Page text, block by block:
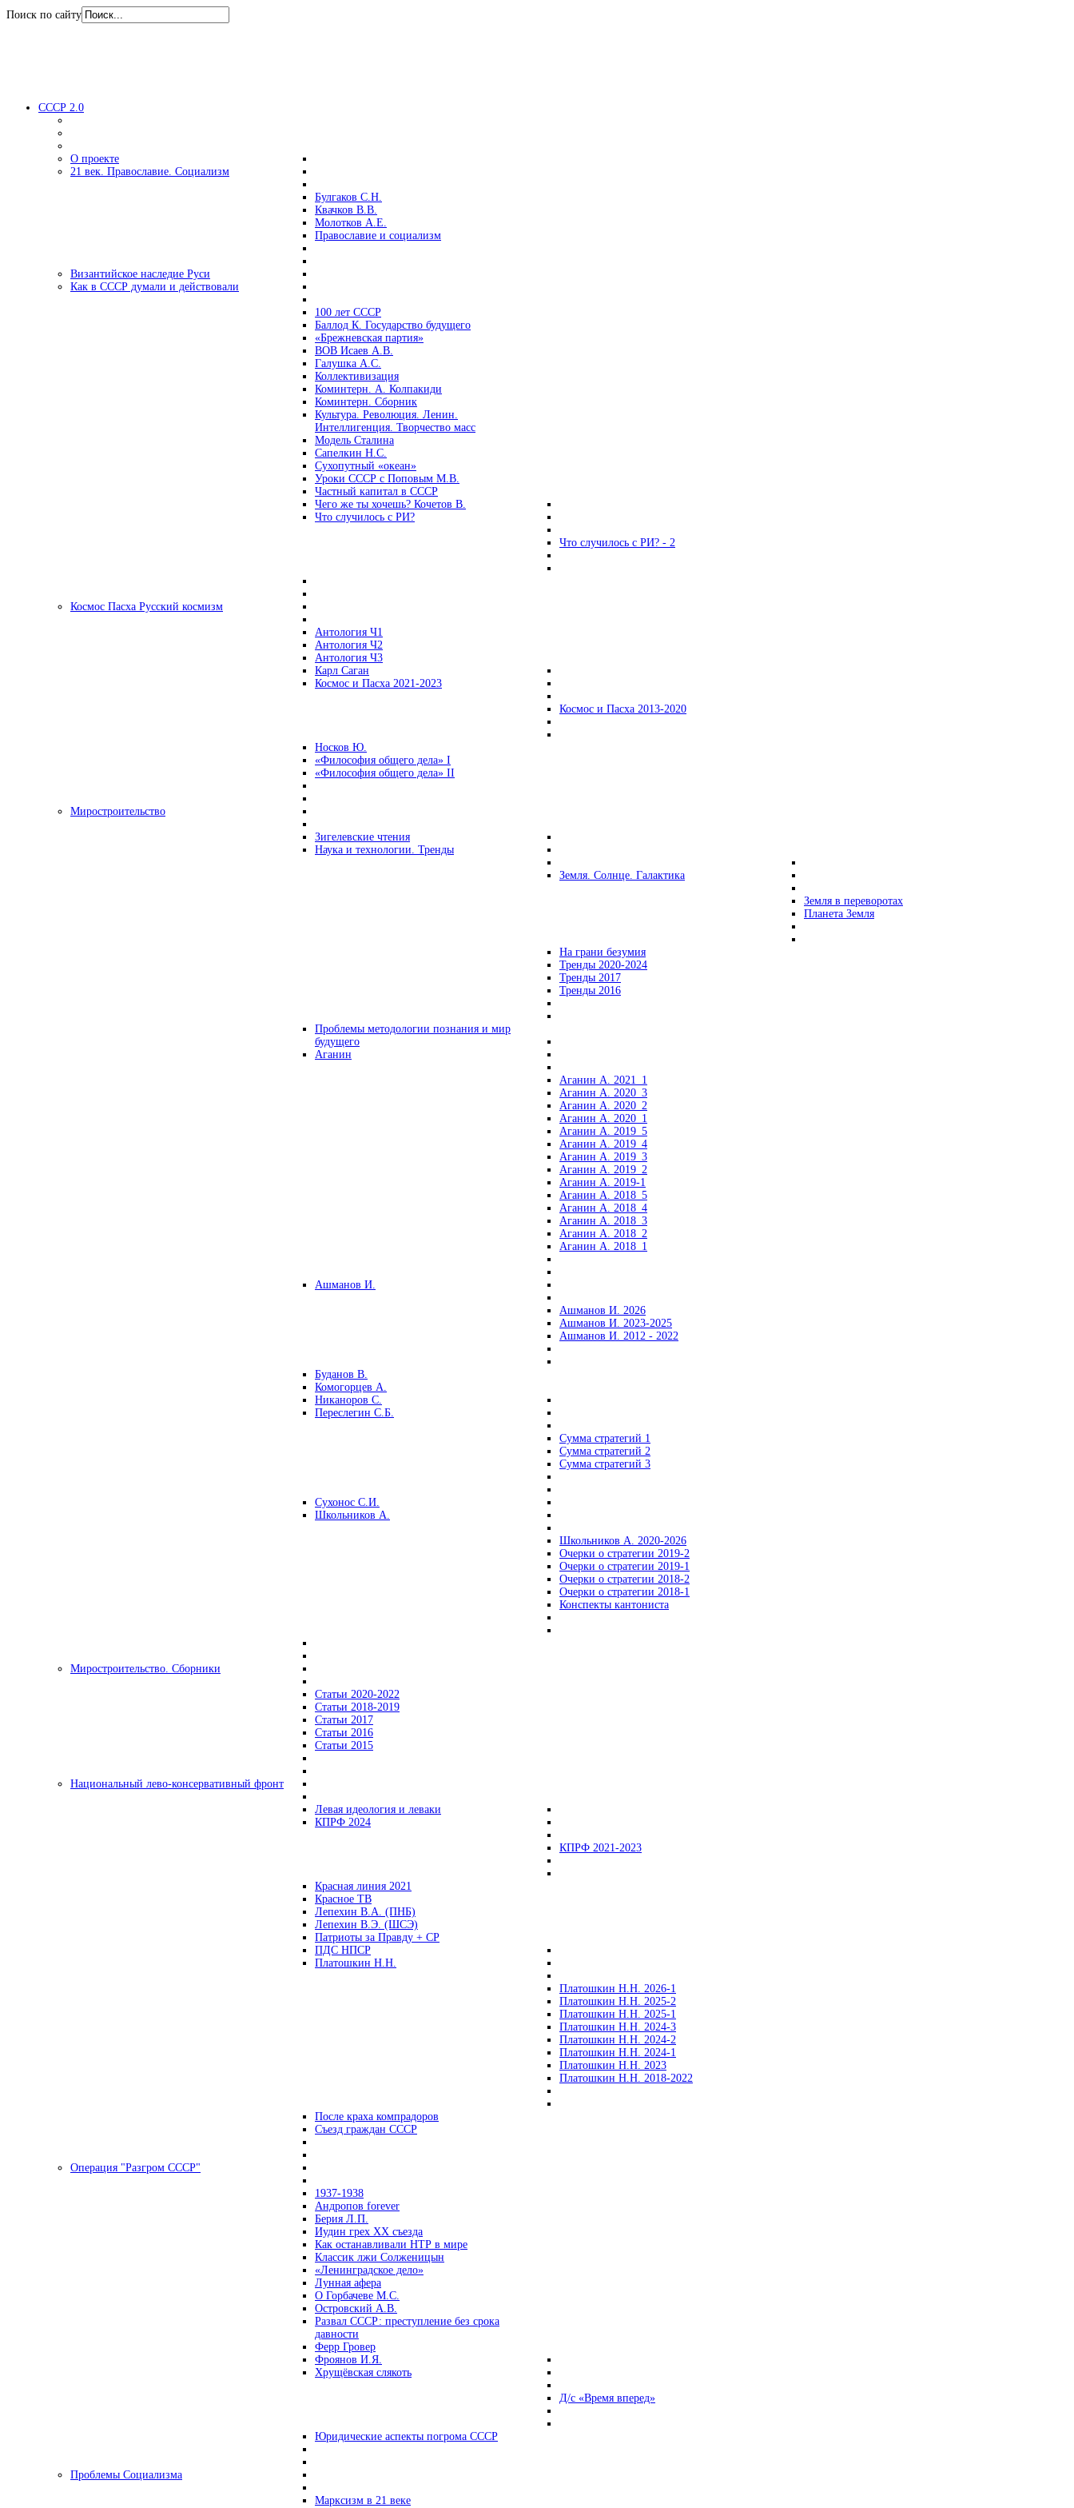
Поиск по сайту
СССР 2.0
О проекте
21 век. Православие. Социализм
Булгаков С.Н.
Квачков В.В.
Молотков А.Е.
Православие и социализм
Византийское наследие Руси
Как в СССР думали и действовали
100 лет СССР
Баллод К. Государство будущего
«Брежневская партия»
ВОВ Исаев А.В.
Галушка А.С.
Коллективизация
Коминтерн. А. Колпакиди
Коминтерн. Сборник
Культура. Революция. Ленин.
Интеллигенция. Творчество масс
Модель Сталина
Сапелкин Н.С.
Сухопутный «океан»
Уроки СССР с Поповым М.В.
Частный капитал в СССР
Чего же ты хочешь? Кочетов В.
Что случилось с РИ?
Что случилось с РИ? - 2
Космос Пасха Русский космизм
Антология Ч1
Антология Ч2
Антология Ч3
Карл Саган
Космос и Пасха 2021-2023
Космос и Пасха 2013-2020
Носков Ю.
«Философия общего дела» I
«Философия общего дела» II
Миростроительство
Зигелевские чтения
Наука и технологии. Тренды
Земля. Солнце. Галактика
Земля в переворотах
Планета Земля
На грани безумия
Тренды 2020-2024
Тренды 2017
Тренды 2016
Проблемы методологии познания и мир
будущего
Аганин
Аганин А. 2021_1
Аганин А. 2020_3
Аганин А. 2020_2
Аганин А. 2020_1
Аганин А. 2019_5
Аганин А. 2019_4
Аганин А. 2019_3
Аганин А. 2019_2
Аганин А. 2019-1
Аганин А. 2018_5
Аганин А. 2018_4
Аганин А. 2018_3
Аганин А. 2018_2
Аганин А. 2018_1
Ашманов И.
Ашманов И. 2026
Ашманов И. 2023-2025
Ашманов И. 2012 - 2022
Буданов В.
Комогорцев А.
Никаноров С.
Переслегин С.Б.
Сумма стратегий 1
Сумма стратегий 2
Сумма стратегий 3
Сухонос С.И.
Школьников А.
Школьников А. 2020-2026
Очерки о стратегии 2019-2
Очерки о стратегии 2019-1
Очерки о стратегии 2018-2
Очерки о стратегии 2018-1
Конспекты кантониста
Миростроительство. Сборники
Статьи 2020-2022
Статьи 2018-2019
Статьи 2017
Статьи 2016
Статьи 2015
Национальный лево-консервативный фронт
Левая идеология и леваки
КПРФ 2024
КПРФ 2021-2023
Красная линия 2021
Красное ТВ
Лепехин В.А. (ПНБ)
Лепехин В.Э. (ШСЭ)
Патриоты за Правду + СР
ПДС НПСР
Платошкин Н.Н.
Платошкин Н.Н. 2026-1
Платошкин Н.Н. 2025-2
Платошкин Н.Н. 2025-1
Платошкин Н.Н. 2024-3
Платошкин Н.Н. 2024-2
Платошкин Н.Н. 2024-1
Платошкин Н.Н. 2023
Платошкин Н.Н. 2018-2022
После краха компрадоров
Съезд граждан СССР
Операция "Разгром СССР"
1937-1938
Андропов forever
Берия Л.П.
Иудин грех ХХ съезда
Как останавливали НТР в мире
Классик лжи Солженицын
«Ленинградское дело»
Лунная афера
О Горбачеве М.С.
Островский А.В.
Развал СССР: преступление без срока
давности
Ферр Гровер
Фроянов И.Я.
Хрущёвская слякоть
Д/с «Время вперед»
Юридические аспекты погрома СССР
Проблемы Социализма
Марксизм в 21 веке